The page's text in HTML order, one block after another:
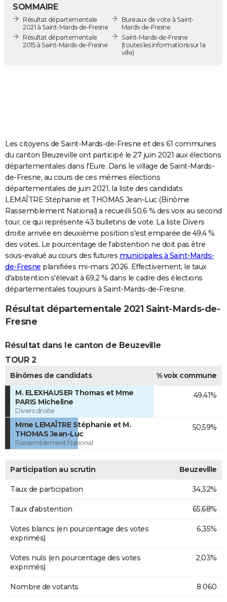
Destinations
City break
Voyage nature
Voyage de noces
Forum
Climat
GUIDES D'ACHAT
S'inscrire
Se connecter
Lycées
Collèges
Primaires
Universités
Entreprises
Service militaire
Avis de recherche
AVIS DE DÉCÈS
FORUM
Bricolage
Lifestyle
Culture
Sport
Auto
Television
Voyage
Cinema
SOMMAIRE
Résultat départementale
2021 à Saint-Mards-de-Fresne
Résultat départementale
2015 à Saint-Mards-de-Fresne
Bureaux de vote à Saint-
Mards-de-Fresne
Saint-Mards-de-Fresne
(toutes les informations sur la
ville)
Les citoyens de Saint-Mards-de-Fresne et des 61 communes
du canton Beuzeville ont participé le 27 juin 2021 aux élections
départementales dans l'Eure. Dans le village de Saint-Mards-
de-Fresne, au cours de ces mêmes élections
départementales de juin 2021, la liste des candidats
LEMAÎTRE Stéphanie et THOMAS Jean-Luc (Binôme
Rassemblement National) a recueilli 50,6 % des voix au second
tour, ce qui représente 43 bulletins de vote. La liste Divers
droite arrivée en deuxième position s'est emparée de 49,4 %
des votes. Le pourcentage de l'abstention ne doit pas être
sous-evalué au cours des futures municipales à Saint-Mards-
de-Fresne planifiées mi-mars 2026. Effectivement, le taux
d'abstention s'élevait à 69,2 % dans le cadre des élections
départementales toujours à Saint-Mards-de-Fresne.
Résultat départementale 2021 Saint-Mards-de-
Fresne
Résultat dans le canton de Beuzeville
TOUR 2
Binômes de candidats
% voix commune
M. ELEXHAUSER Thomas et Mme
PARIS Micheline
Divers droite
49,41%
Mme LEMAÎTRE Stéphanie et M.
THOMAS Jean-Luc
Rassemblement National
50,59%
Participation au scrutin Beuzeville
Taux de participation 34,32%
Taux d'abstention 65,68%
Votes blancs (en pourcentage des votes
exprimés)
6,35%
Votes nuls (en pourcentage des votes
exprimés)
2,03%
Nombre de votants 8 060